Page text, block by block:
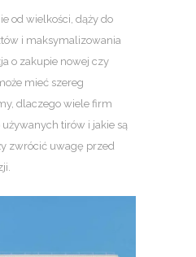
od wielkości, dąży do
i maksymalizowania
o zakupie nowej czy
mieć szereg
dlaczego wiele firm
tirów i jakie są
zwrócić uwagę przed